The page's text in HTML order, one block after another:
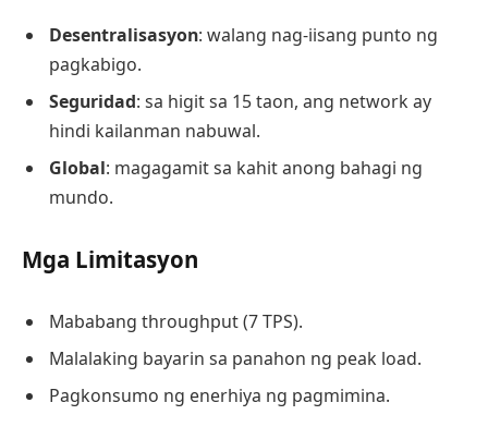
Desentralisasyon: walang nag-iisang punto ng
pagkabigo.
Seguridad: sa higit sa 15 taon, ang network ay
hindi kailanman nabuwal.
Global: magagamit sa kahit anong bahagi ng
mundo.
Mga Limitasyon
Mababang throughput (7 TPS).
Malalaking bayarin sa panahon ng peak load.
Pagkonsumo ng enerhiya ng pagmimina.